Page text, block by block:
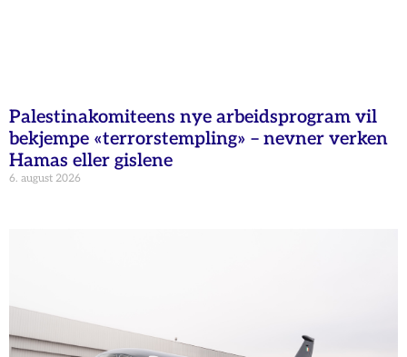
Palestinakomiteens nye arbeidsprogram vil
bekjempe «terrorstempling» – nevner verken
Hamas eller gislene
6. august 2026